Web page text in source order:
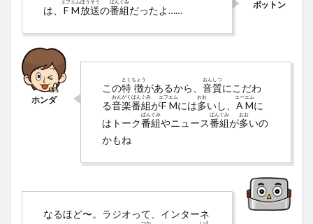
は、 F
エフ
M
エム
放
ほう
送
そう
の番
ばん
組
ぐみ
だったよ……
この特
とく
徴
ちょう
があるから、 音
おん
質
しつ
にこだわ
る音
おん
楽
がく
番
ばん
組
ぐみ
がF
エフ
M
エム
には多
おお
いし、 A
エー
M
エム
に
はトーク番
ばん
組
ぐみ
やニュース番
ばん
組
ぐみ
が多
おお
いの
かもね
なるほど〜。ラジオって、インターネ
つか いえ